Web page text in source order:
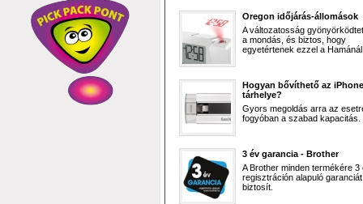
Oregon időjárás-állomások
A változatosság
a mondás, és biztos, hogy
egyetértenek ezzel a
Hogyan bővíthető az iPhone
tárhelye?
Gyors megoldás arra az
fogyóban a szabad kapacitás.
3 év garancia - Brother
A Brother minden termékére 3
regisztráción alapuló garanciát
biztosít.